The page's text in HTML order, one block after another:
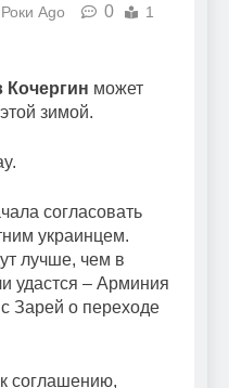
Ago 0
1
Кочергин может
этой зимой.
согласовать
украинцем.
лучше, чем в
удастся – Арминия
Зарей о переходе
соглашению,